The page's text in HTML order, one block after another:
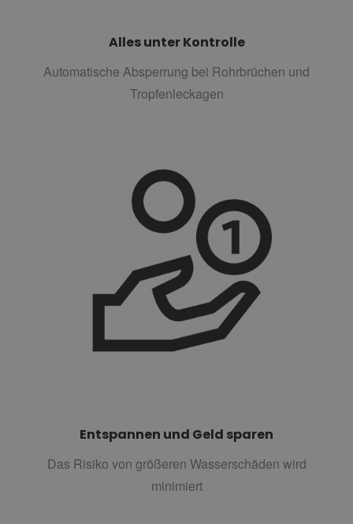
Alles unter Kontrolle
Automatische Absperrung bei Rohrbrüchen und
Tropfenleckagen
Entspannen und Geld sparen
Das Risiko von größeren Wasserschäden wird
minimiert